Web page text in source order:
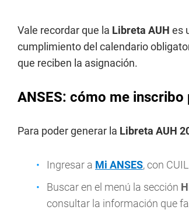
Vale recordar que la Libreta AUH es
cumplimiento del calendario
que reciben la asignación.
ANSES: cómo me
Para poder generar la Libreta AUH
Ingresar a Mi ANSES, con
Buscar en el menú la sección
consultar la información que